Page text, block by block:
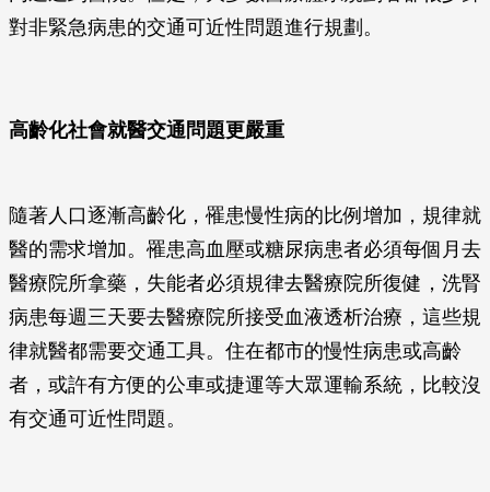
對非緊急病患的交通可近性問題進行規劃。
高齡化社會就醫交通問題更嚴重
隨著人口逐漸高齡化，罹患慢性病的比例增加，規律就
醫的需求增加。罹患高血壓或糖尿病患者必須每個月去
醫療院所拿藥，失能者必須規律去醫療院所復健，洗腎
病患每週三天要去醫療院所接受血液透析治療，這些規
律就醫都需要交通工具。住在都市的慢性病患或高齡
者，或許有方便的公車或捷運等大眾運輸系統，比較沒
有交通可近性問題。